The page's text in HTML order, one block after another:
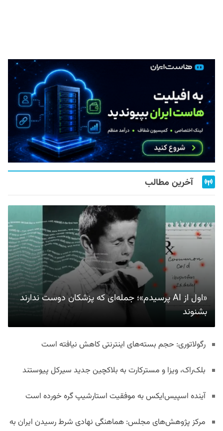
آخرین مطالب
«اول از AI پرسیدم»؛ جمله‌ای که پزشکان دوست ندارند
بشنوند
رگولاتوری: حجم بسته‌های اینترنتی کاهش نیافته است
بلک‌راک، ویزا و مسترکارت به بلاکچین جدید سیرکل پیوستند
آینده اسپیس‌ایکس به موفقیت استارشیپ گره خورده است
مرکز پژوهش‌های مجلس: هماهنگی نهادی شرط رسیدن ایران به